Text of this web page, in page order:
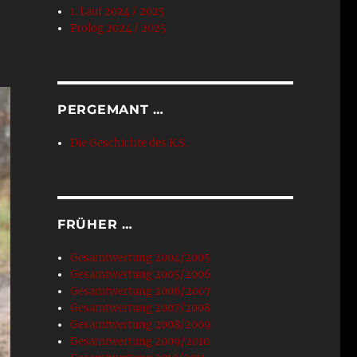
1. Lauf 2024 / 2025
Prolog 2024 / 2025
PERGEMANT …
Die Geschichte des K.S.
FRÜHER …
Gesamtwertung 2004/2005
Gesamtwertung 2005/2006
Gesamtwertung 2006/2007
Gesamtwertung 2007/2008
Gesamtwertung 2008/2009
Gesamtwertung 2009/2010